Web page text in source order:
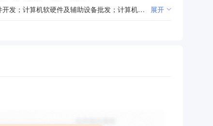
一般项目：企业管理咨询；工程管理服务；招投标代理服务；工程造价咨询业务；政府采购代理服务；软件开发；计算机软硬件及辅助设备批发；计算机软硬件及辅助设备零售；计算机系统服务；信息系统集成服务；技术服务、技术开发、技术咨询、技术交流、技术转让、技术推广；计算机及通讯设备租赁；劳务服务（不含劳务派遣）；业务培训（不含教育培训、职业技能培训等需取得许可的培训）；信息技术咨询服务；会议及展览服务。（除依法须经批准的项目外，凭营业执照依法自主开展经营活动）许可项目：建设工程监理；建筑劳务分包；建设工程设计；建设工程勘察；互联网信息服务；广播电视节目制作经营；检验检测服务；出版物零售；建设工程施工。（依法须经批准的项目，经相关部门批准后方可开展经营活动，具体经营项目以相关部门批准文件或许可证件为准）（不得从事国家和本市产业政策禁止和限制类项目的经营活动。） 展开